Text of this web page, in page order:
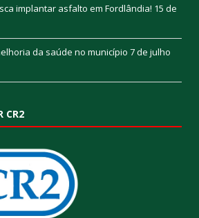
implantar asfalto em Fordlândia! 15 de
da saúde no município 7 de julho
CR2